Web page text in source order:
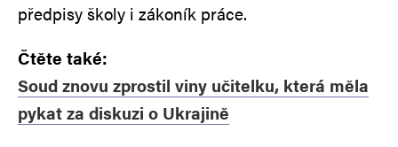
předpisy školy i zákoník práce.
Čtěte také:
Soud znovu zprostil viny učitelku, která měla
pykat za diskuzi o Ukrajině